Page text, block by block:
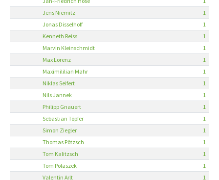
Jens Niemitz
1
Jonas Disselhoff
1
Kenneth Reiss
1
Marvin Kleinschmidt
1
Max Lorenz
1
Maximililian Mahr
1
Niklas Seifert
1
Nils Jannek
1
Philipp Gnauert
1
Sebastian Töpfer
1
Simon Ziegler
1
Thomas Pötzsch
1
Tom Kalitzsch
1
Tom Polaszek
1
Valentin Arlt
1